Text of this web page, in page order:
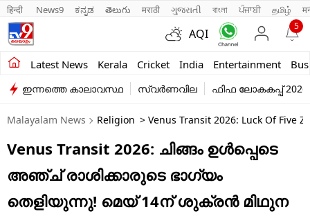
हिन्दी News9 ಕನ್ನಡ తెలుగు मराठी ગુજરાતી বাংলা ਪੰਜਾਬੀ தமிழ்
AQI
5
Latest News Kerala Cricket India Entertainment
Kerala
India
Entertainment
Business
Education
ഇന്നത്തെ കാലാവസ്ഥ സ്വർണവില ഫിഫ ലോകകപ്പ് 2026
Malayalam News Religion > Venus Transit 2026: Luck Of Five
Venus Transit 2026: ചിങ്ങം ഉൾപ്പെടെ
അഞ്ച് രാശിക്കാരുടെ ഭാഗ്യം
തെളിയുന്നു! മെയ് 14ന് ശുക്രൻ മിഥുന